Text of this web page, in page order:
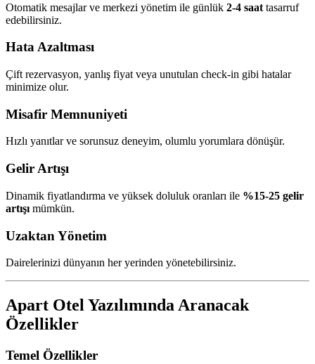
Otomatik mesajlar ve merkezi yönetim ile günlük 2-4 saat tasarruf
edebilirsiniz.
Hata Azaltması
Çift rezervasyon, yanlış fiyat veya unutulan check-in gibi hatalar
minimize olur.
Misafir Memnuniyeti
Hızlı yanıtlar ve sorunsuz deneyim, olumlu yorumlara dönüşür.
Gelir Artışı
Dinamik fiyatlandırma ve yüksek doluluk oranları ile %15-25 gelir
artışı mümkün.
Uzaktan Yönetim
Dairelerinizi dünyanın her yerinden yönetebilirsiniz.
Apart Otel Yazılımında Aranacak
Özellikler
Temel Özellikler